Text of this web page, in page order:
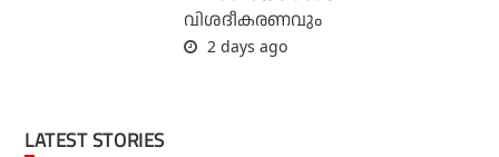
വിശദീകരണവും
2 days ago
LATEST STORIES